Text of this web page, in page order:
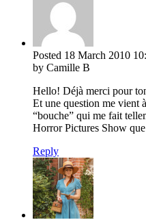
Posted 18 March 2010
by Camille B
Hello! Déjà merci pour
Et une question me vient
“bouche” qui me fait
Horror Pictures Show
Reply